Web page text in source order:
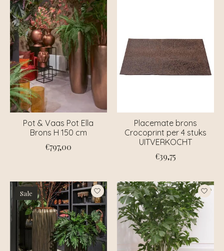
Pot & Vaas Pot Ella
Brons H 150 cm
€797,00
Placemate brons
Crocoprint per 4 stuks
UITVERKOCHT
€39,75
Sale